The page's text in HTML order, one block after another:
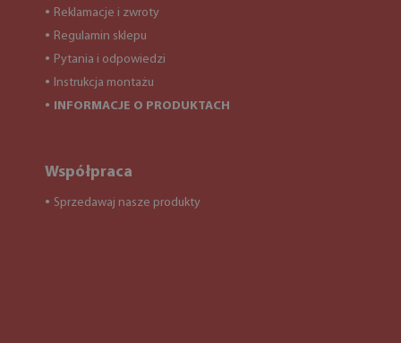
● Reklamacje i zwroty
● Regulamin sklepu
● Pytania i odpowiedzi
● Instrukcja montażu
● INFORMACJE O PRODUKTACH
Współpraca
● Sprzedawaj nasze produkty